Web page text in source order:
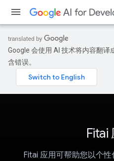
Google 会使用 AI 技术将内容翻
含错误。
Fitai
Fitai 应用可帮助您以个